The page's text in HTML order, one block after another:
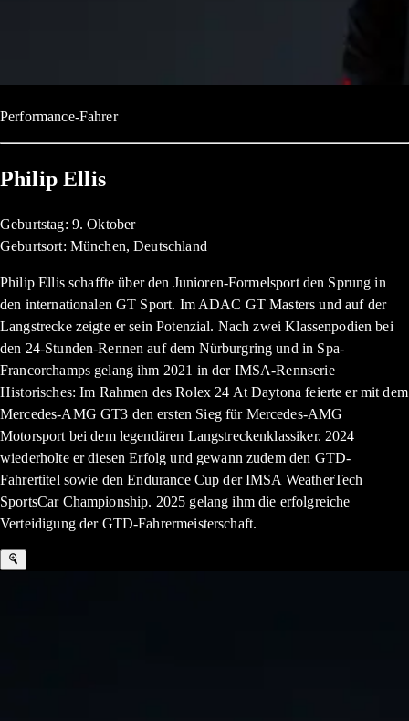
Performance-Fahrer
Philip Ellis
Geburtstag: 9. Oktober
Geburtsort: München, Deutschland
Philip Ellis schaffte über den Junioren-Formelsport den Sprung in
den internationalen GT Sport. Im ADAC GT Masters und auf der
Langstrecke zeigte er sein Potenzial. Nach zwei Klassenpodien bei
den 24-Stunden-Rennen auf dem Nürburgring und in Spa-
Francorchamps gelang ihm 2021 in der IMSA-Rennserie
Historisches: Im Rahmen des Rolex 24 At Daytona feierte er mit dem
Mercedes-AMG GT3 den ersten Sieg für Mercedes-AMG
Motorsport bei dem legendären Langstreckenklassiker. 2024
wiederholte er diesen Erfolg und gewann zudem den GTD-
Fahrertitel sowie den Endurance Cup der IMSA WeatherTech
SportsCar Championship. 2025 gelang ihm die erfolgreiche
Verteidigung der GTD-Fahrermeisterschaft.